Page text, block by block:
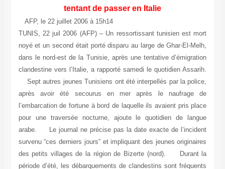
tentant de passer en Italie
AFP, le 22 juillet 2006 à 15h14
TUNIS, 22 juil 2006 (AFP) – Un ressortissant tunisien est mort
noyé et un second était porté disparu au large de Ghar-El-Melh,
dans le nord-est de la Tunisie, après une tentative d’émigration
clandestine vers l’Italie, a rapporté samedi le quotidien Assarih.
Sept autres jeunes Tunisiens ont été interpellés par la police,
après avoir été secourus en mer après le naufrage de
l’embarcation de fortune à bord de laquelle ils avaient pris place
pour une traversée nocturne, ajoute le quotidien de langue
arabe. Le journal ne précise pas la date exacte de l’incident
survenu “ces derniers jours” et impliquant des jeunes originaires
des petits villages de la région de Bizerte (nord). Durant la
période d’été, les débarquements de clandestins sont fréquents